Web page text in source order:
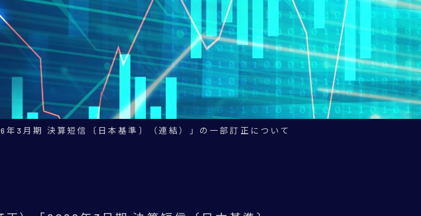
環境への取り組み
紛争鉱物に対する方針
CSR
株価情報
電子公告
アナリストレポート
年3月期 決算短信〔日本基準〕（連結）」の一部訂正について